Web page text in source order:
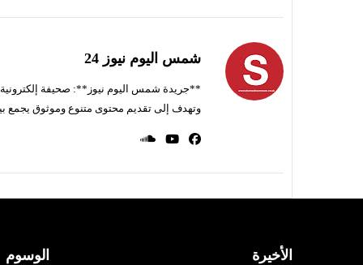
شمس اليوم نيوز 24
**جريدة شمس اليوم نيوز**: صحيفة إلكترونية
وتهدف إلى تقديم محتوى متنوع وموثوق يجمع
الأخيرة الوسوم